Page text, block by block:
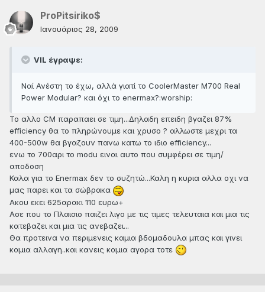
ProPitsiriko$
Ιανουάριος 28, 2009
VIL έγραψε:
Nαί Ανέστη το έχω, αλλά γιατί το CoolerMaster M700 Real
Power Modular? και όχι το enermax?:worship:
Το αλλο CM παραπαει σε τιμη...Δηλαδη επειδη βγαζει 87%
efficiency θα το πληρώνουμε και χρυσο ? αλλωστε μεχρι τα
400-500w θα βγαζουν πανω κατω το ιδιο efficiency...
ενω το 700αρι το modu ειναι αυτο που συμφέρει σε τιμη/
αποδοση
Καλα για το Enermax δεν το συζητώ...Καλη η κυρια αλλα οχι να
μας παρει και τα σώβρακα
Ακου εκει 625αρακι 110 ευρω+
Ασε που το Πλαισιο παιζει λιγο με τις τιμες τελευταια και μια τις
κατεβαζει και μια τις ανεβαζει...
Θα προτεινα να περιμενεις καμια βδομαδουλα μπας και γινει
καμια αλλαγη..και κανεις καμια αγορα τοτε